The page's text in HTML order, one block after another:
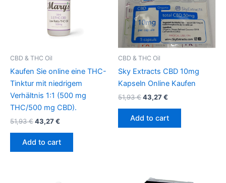
CBD & THC Oil
Kaufen Sie online eine THC-
Tinktur mit niedrigem
Verhältnis 1:1 (500 mg
THC/500 mg CBD).
51,93€43,27€
Add to cart
CBD & THC Oil
Sky Extracts CBD 10mg
Kapseln Online Kaufen
51,93€43,27€
Add to cart
Original